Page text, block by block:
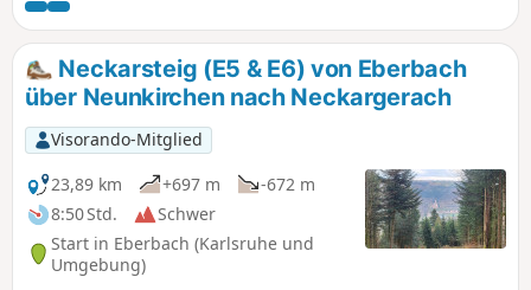
Ausblicken und kulturellen Sehenswürdigkeiten.
Neckarsteig (E5 & E6) von Eberbach
über Neunkirchen nach Neckargerach
Visorando-Mitglied
23,89 km
+697 m
-672 m
8:50 Std.
Schwer
Start in Eberbach (Karlsruhe und
Umgebung)